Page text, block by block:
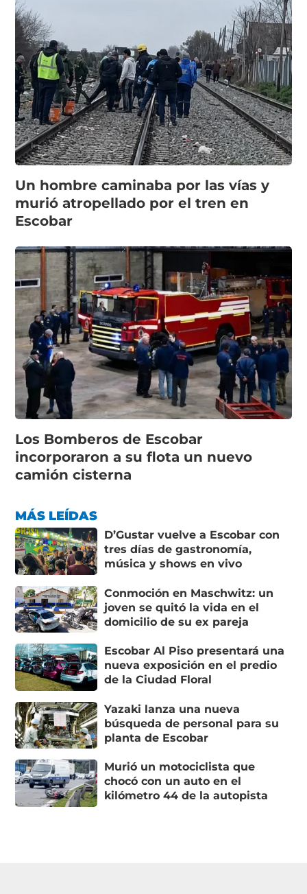
Un hombre caminaba por las vías y
murió atropellado por el tren en
Escobar
Los Bomberos de Escobar
incorporaron a su flota un nuevo
camión cisterna
MÁS LEÍDAS
D’Gustar vuelve a Escobar con
tres días de gastronomía,
música y shows en vivo
Conmoción en Maschwitz: un
joven se quitó la vida en el
domicilio de su ex pareja
Escobar Al Piso presentará una
nueva exposición en el predio
de la Ciudad Floral
Yazaki lanza una nueva
búsqueda de personal para su
planta de Escobar
Murió un motociclista que
chocó con un auto en el
kilómetro 44 de la autopista